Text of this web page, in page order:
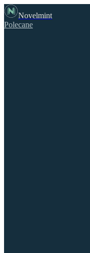
Novelmint
Polecane